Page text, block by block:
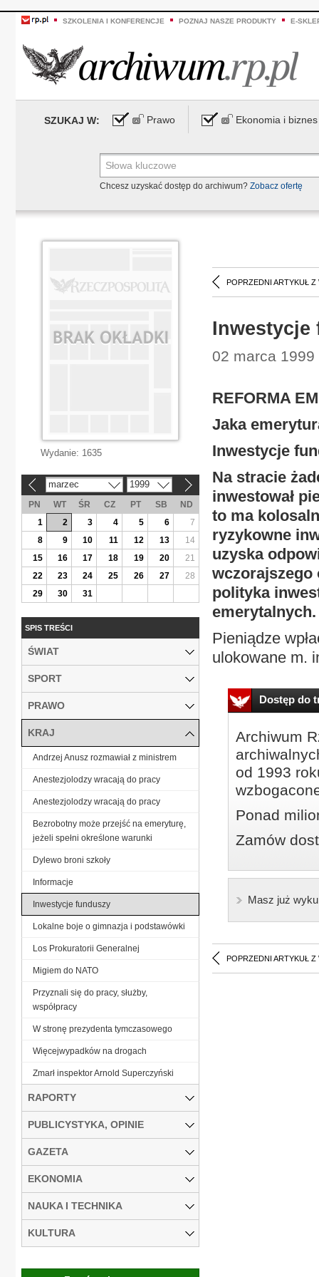
SZKOLENIA I KONFERENCJE POZNAJ NASZE PRODUKTY E-
SZUKAJ W: Prawo Ekonomia i biznes
Chcesz uzyskać dostęp do archiwum? Zobacz ofertę
POPRZEDNI ARTYKUŁ Z
Inwestycje
02 marca 1999
REFORMA
Jaka
Inwestycje
Na stracie
inwestował
to ma
ryzykowne
uzyska
wczorajszego
polityka
emerytalnych.
Pieniądze
ulokowane m.
Dostęp do
Archiwum
od 1993
Ponad
Zamów
Masz już
POPRZEDNI ARTYKUŁ Z
Wydanie: 1635
marzec 1999
PN WT ŚR CZ PT SB
ND
1
2 3 4 5 6
7
8
9 10 11 12 13
14
15
16 17 18 19 20
21
22
23 24 25 26 27
28
29
30 31
SPIS TREŚCI
ŚWIAT
SPORT
PRAWO
KRAJ
Andrzej Anusz rozmawiał z ministrem
Anestezjolodzy wracają do pracy
Anestezjolodzy wracają do pracy
Bezrobotny może przejść na emeryturę,
jeżeli spełni określone warunki
Dylewo broni szkoły
Informacje
Inwestycje funduszy
Lokalne boje o gimnazja i podstawówki
Los Prokuratorii Generalnej
Migiem do NATO
Przyznali się do pracy, służby,
współpracy
W stronę prezydenta tymczasowego
Więcejwypadków na drogach
Zmarł inspektor Arnold Superczyński
RAPORTY
PUBLICYSTYKA, OPINIE
GAZETA
EKONOMIA
NAUKA I TECHNIKA
KULTURA